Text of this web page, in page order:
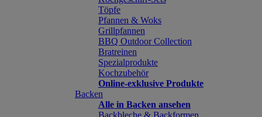
Töpfe
Pfannen & Woks
Grillpfannen
BBQ Outdoor Collection
Bratreinen
Spezialprodukte
Kochzubehör
Online-exklusive Produkte
Backen
Alle in Backen ansehen
Backbleche & Backformen